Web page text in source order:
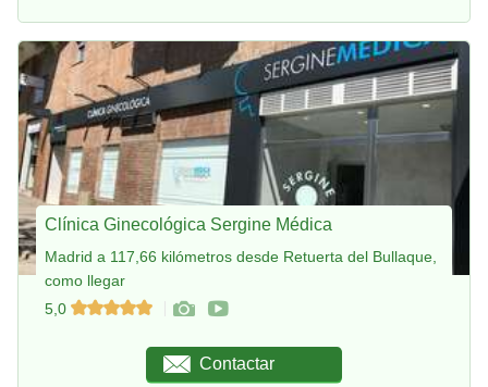
Clínica Ginecológica Sergine Médica
Madrid a 117,66 kilómetros desde Retuerta del Bullaque,
como llegar
5,0
Contactar